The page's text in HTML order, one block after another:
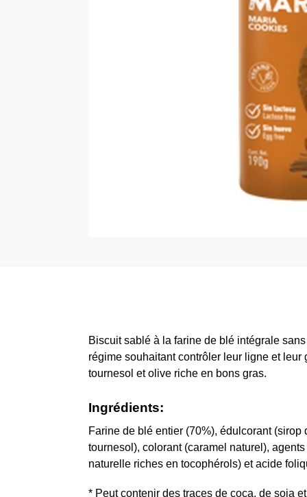
Biscuit sablé à la farine de blé intégrale
régime souhaitant contrôler leur ligne et
tournesol et olive riche en bons gras.
Ingrédients:
Farine de blé entier (70%), édulcorant
tournesol), colorant (caramel naturel),
naturelle riches en tocophérols) et acide
* Peut contenir des traces de coca, de soja